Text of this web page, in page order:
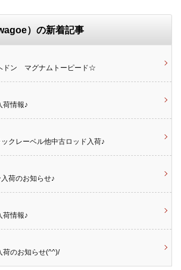
）の新着記事
ドン マグナムトーピード☆
情報♪
クレーベル他中古ロッド入荷♪
荷のお知らせ♪
情報♪
のお知らせ(^^)/